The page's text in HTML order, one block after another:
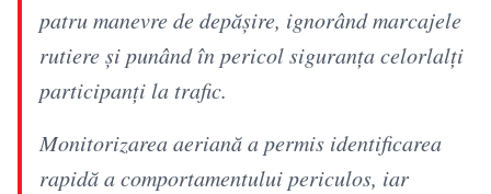
patru manevre de depășire, ignorând marcajele
rutiere și punând în pericol siguranța celorlalți
participanți la trafic.
Monitorizarea aeriană a permis identificarea
rapidă a comportamentului periculos, iar